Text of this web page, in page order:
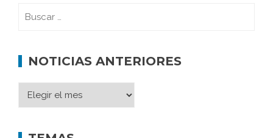
NOTICIAS ANTERIORES